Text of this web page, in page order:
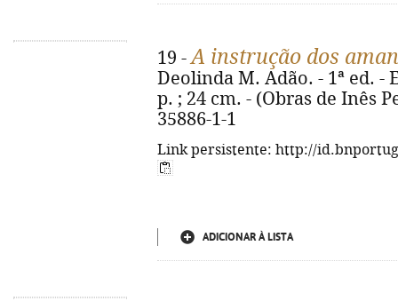
19 -A instrução dos
Deolinda M. Adão. - 1ª ed. -
p. ; 24 cm. - (Obras de Inês
35886-1-1
Link persistente: http://
ADICIONAR À LISTA